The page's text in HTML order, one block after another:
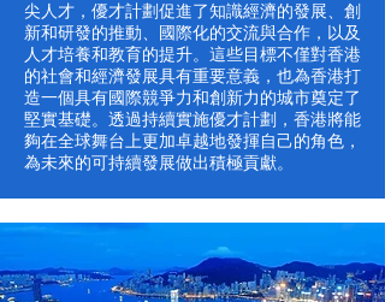
尖人才，優才計劃促進了知識經濟的發展、創
新和研發的推動、國際化的交流與合作，以及
人才培養和教育的提升。這些目標不僅對香港
的社會和經濟發展具有重要意義，也為香港打
造一個具有國際競爭力和創新力的城市奠定了
堅實基礎。透過持續實施優才計劃，香港將能
夠在全球舞台上更加卓越地發揮自己的角色，
為未來的可持續發展做出積極貢獻。